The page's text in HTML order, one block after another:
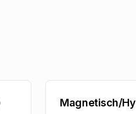
Magnetisch/